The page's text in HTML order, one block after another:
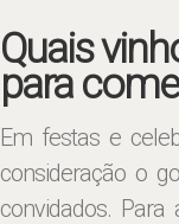
Quais
para
Em festas e
consideração o
convidados.